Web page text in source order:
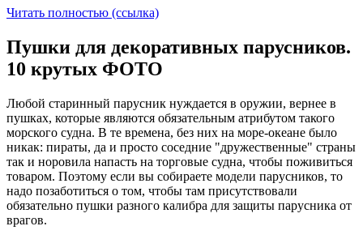
Читать полностью (ссылка)
Пушки для декоративных парусников.
10 крутых ФОТО
Любой старинный парусник нуждается в оружии, вернее в
пушках, которые являются обязательным атрибутом такого
морского судна. В те времена, без них на море-океане было
никак: пираты, да и просто соседние "дружественные" страны
так и норовила напасть на торговые судна, чтобы поживиться
товаром. Поэтому если вы собираете модели парусников, то
надо позаботиться о том, чтобы там присутствовали
обязательно пушки разного калибра для защиты парусника от
врагов.